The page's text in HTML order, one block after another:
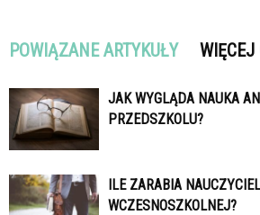
POWIĄZANE ARTYKUŁY WIĘCEJ
JAK WYGLĄDA NAUKA
PRZEDSZKOLU?
ILE ZARABIA
WCZESNOSZKOLNEJ?